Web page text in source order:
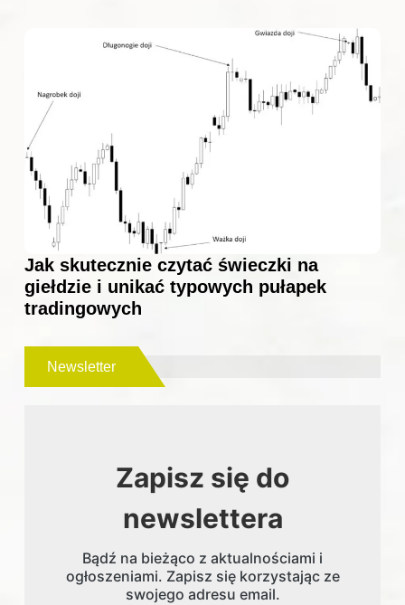
Jak skutecznie czytać świeczki na
giełdzie i unikać typowych pułapek
tradingowych
Newsletter
Zapisz się do
newslettera
Bądź na bieżąco z aktualnościami i
ogłoszeniami. Zapisz się korzystając ze
swojego adresu email.